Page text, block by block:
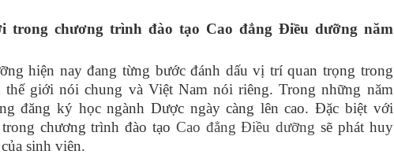
trong chương trình đào tạo Cao đẳng Điều dưỡng năm
hiện nay đang từng bước đánh dấu vị trí quan trọng trong
thế giới nói chung và Việt Nam nói riêng. Trong những năm
đăng ký học ngành Dược ngày càng lên cao. Đặc biệt với
chương trình đào tạo Cao đẳng Điều dưỡng sẽ phát huy
sinh viên.